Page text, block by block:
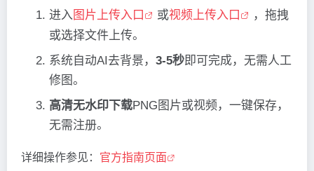
进入图片上传入口 或视频上传入口
，拖拽
或选择文件上传。
系统自动AI去背景， 3-5秒即可完成，无需人工
修图。
高清无水印下载PNG图片或视频，一键保存，
无需注册。
详细操作参见： 官方指南页面